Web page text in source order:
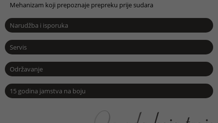
Mehanizam koji prepoznaje prepreku prije sudara
Narudžba i isporuka
Servis
Održavanje
15 godina jamstva na boju